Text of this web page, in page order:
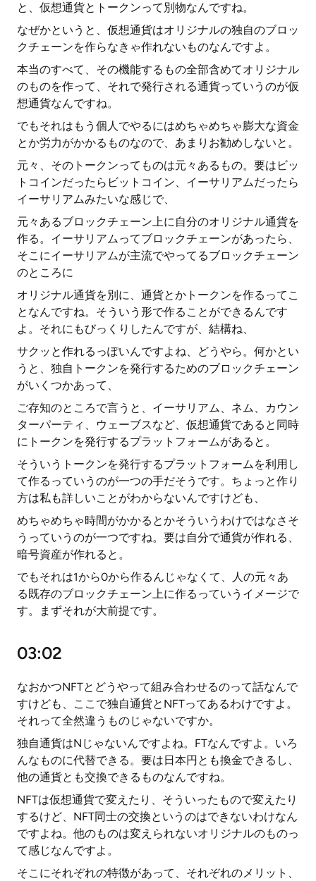
と、仮想通貨とトークンって別物なんですね。
なぜかというと、仮想通貨はオリジナルの独自のブロッ
クチェーンを作らなきゃ作れないものなんですよ。
本当のすべて、その機能するもの全部含めてオリジナル
のものを作って、それで発行される通貨っていうのが仮
想通貨なんですね。
でもそれはもう個人でやるにはめちゃめちゃ膨大な資金
とか労力がかかるものなので、あまりお勧めしないと。
元々、そのトークンってものは元々あるもの。要はビッ
トコインだったらビットコイン、イーサリアムだったら
イーサリアムみたいな感じで、
元々あるブロックチェーン上に自分のオリジナル通貨を
作る。イーサリアムってブロックチェーンがあったら、
そこにイーサリアムが主流でやってるブロックチェーン
のところに
オリジナル通貨を別に、通貨とかトークンを作るってこ
となんですね。そういう形で作ることができるんです
よ。それにもびっくりしたんですが、結構ね、
サクッと作れるっぽいんですよね、どうやら。何かとい
うと、独自トークンを発行するためのブロックチェーン
がいくつかあって、
ご存知のところで言うと、イーサリアム、ネム、カウン
ターパーティ、ウェーブスなど、仮想通貨であると同時
にトークンを発行するプラットフォームがあると。
そういうトークンを発行するプラットフォームを利用し
て作るっていうのが一つの手だそうです。ちょっと作り
方は私も詳しいことがわからないんですけども、
めちゃめちゃ時間がかかるとかそういうわけではなさそ
うっていうのが一つですね。要は自分で通貨が作れる、
暗号資産が作れると。
でもそれは1から0から作るんじゃなくて、人の元々あ
る既存のブロックチェーン上に作るっていうイメージで
す。まずそれが大前提です。
03:02
なおかつNFTとどうやって組み合わせるのって話なんで
すけども、ここで独自通貨とNFTってあるわけですよ。
それって全然違うものじゃないですか。
独自通貨はNじゃないんですよね。FTなんですよ。いろ
んなものに代替できる。要は日本円とも換金できるし、
他の通貨とも交換できるものなんですね。
NFTは仮想通貨で変えたり、そういったもので変えたり
するけど、NFT同士の交換というのはできないわけなん
ですよね。他のものは変えられないオリジナルのものっ
て感じなんですよ。
そこにそれぞれの特徴があって、それぞれのメリット、